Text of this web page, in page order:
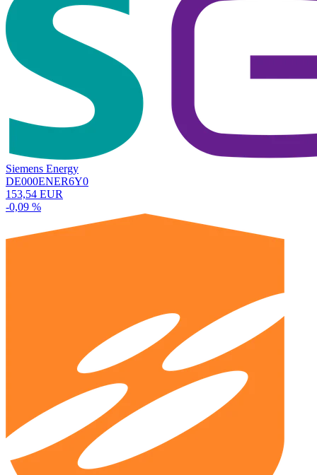
Siemens Energy
DE000ENER6Y0
153,54 EUR
-0,09 %